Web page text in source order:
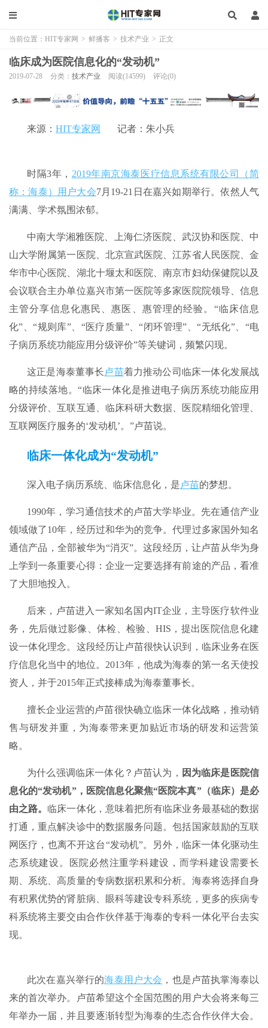
当前位置： HIT专家网 > 鲜播客 > 技术产业 > 正文
临床成为医院信息化的“发动机”
2019-07-28 分类： 技术产业 阅读(14599) 评论(0)
来源： HIT专家网 记者：朱小兵
时隔3年， 2019年南京海泰医疗信息系统有限公司（简
称：海泰）用户大会7月19-21日在嘉兴如期举行。依然人气
满满、学术氛围浓郁。
中南大学湘雅医院、上海仁济医院、武汉协和医院、中
山大学附属第一医院、北京宣武医院、江苏省人民医院、金
华市中心医院、湖北十堰太和医院、南京市妇幼保健院以及
会议联合主办单位嘉兴市第一医院等多家医院院领导、信息
主管分享信息化惠民、惠医、惠管理的经验。“临床信息
化”、“规则库”、“医疗质量”、“闭环管理”、“无纸化”、“电
子病历系统功能应用分级评价”等关键词，频繁闪现。
这正是海泰董事长卢苗着力推动公司临床一体化发展战
略的持续落地。“临床一体化是推进电子病历系统功能应用
分级评价、互联互通、临床科研大数据、医院精细化管理、
互联网医疗服务的‘发动机’。”卢苗说。
临床一体化成为“发动机”
深入电子病历系统、临床信息化，是卢苗的梦想。
1990年，学习通信技术的卢苗大学毕业。先在通信产业
领域做了10年，经历过和华为的竞争。代理过多家国外知名
通信产品，全部被华为“消灭”。这段经历，让卢苗从华为身
上学到一条重要心得：企业一定要选择有前途的产品，看准
了大胆地投入。
后来，卢苗进入一家知名国内IT企业，主导医疗软件业
务，先后做过影像、体检、检验、HIS，提出医院信息化建
设一体化理念。这段经历让卢苗很快认识到，临床业务在医
疗信息化当中的地位。2013年，他成为海泰的第一名天使投
资人，并于2015年正式接棒成为海泰董事长。
擅长企业运营的卢苗很快确立临床一体化战略，推动销
售与研发并重，为海泰带来更加贴近市场的研发和运营策
略。
为什么强调临床一体化？卢苗认为， 因为临床是医院信
息化的“发动机”，医院信息化聚焦“医院本真”（临床）是必
由之路。 临床一体化，意味着把所有临床业务最基础的数据
打通，重点解决诊中的数据服务问题。包括国家鼓励的互联
网医疗，也离不开这台“发动机”。另外，临床一体化驱动生
态系统建设。医院必然注重学科建设，而学科建设需要长
期、系统、高质量的专病数据积累和分析。海泰将选择自身
有积累优势的肾脏病、眼科等建设专科系统，更多的疾病专
科系统将主要交由合作伙伴基于海泰的专科一体化平台去实
现。
此次在嘉兴举行的海泰用户大会 ，也是卢苗执掌海泰以
来的首次举办。卢苗希望这个全国范围的用户大会将来每三
年举办一届，并且要逐渐转型为海泰的生态合作伙伴大会。